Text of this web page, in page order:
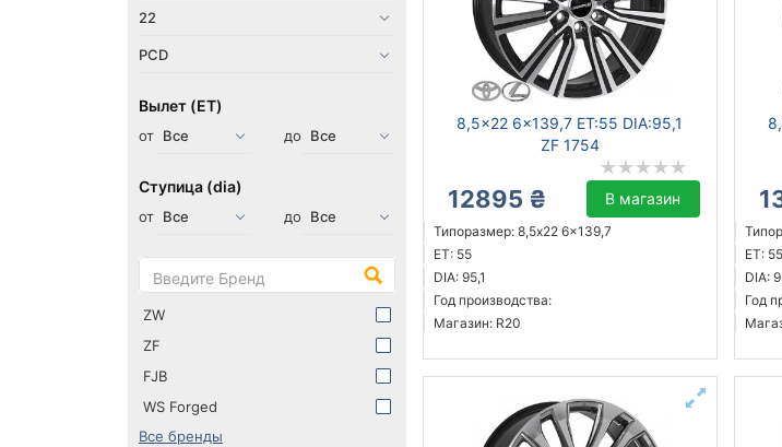
8,5x22 6x139,7 ET:55 DIA:95,1
ZF 1754
12895 ₴ В магазин
Типоразмер: 8,5x22 6x139,7
ET: 55
DIA: 95,1
Год производства:
Магазин: R20
ET: 55
DIA:
Год
Вылет (ET)
от до
Ступица (dia)
от до
ZW
ZF
FJB
WS Forged
Все бренды